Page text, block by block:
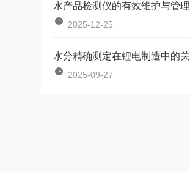
水产品检测仪的有效维护与管理
2025-12-25
2025-09-27